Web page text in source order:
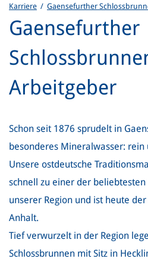
Karriere / Gaensefurther
Gaensefurther
Arbeitgeber
Schon seit 1876 sprudelt in
besonderes Mineralwasser:
Unsere ostdeutsche
schnell zu einer der
unserer Region und ist heute
Anhalt.
Tief verwurzelt in der Region
Schlossbrunnen mit Sitz in